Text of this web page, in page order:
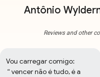
Antônio
Reviews and other
Vou carregar comigo:
“ vencer não é tudo, é a